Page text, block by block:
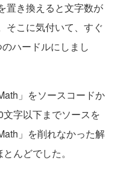
置き換えると文字数が
そこに気付いて、すぐ
ハードルにしまし
」をソースコードか
字以下までソースを
」を削れなかった解
んどでした。